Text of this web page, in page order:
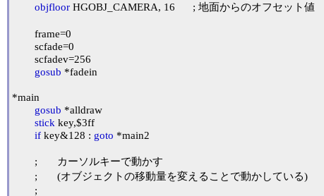
objfloor HGOBJ_CAMERA, 16	; 地面からのオフセット値
gosub *fadein
*main
gosub *alldraw
stick key,$3ff
if key&128 : goto *main2